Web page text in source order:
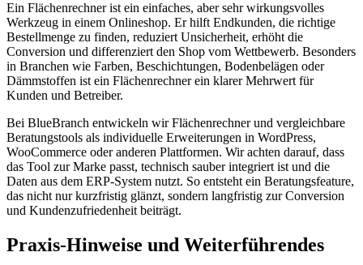
Ein Flächenrechner ist ein einfaches, aber sehr wirkungsvolles
Werkzeug in einem Onlineshop. Er hilft Endkunden, die richtige
Bestellmenge zu finden, reduziert Unsicherheit, erhöht die
Conversion und differenziert den Shop vom Wettbewerb. Besonders
in Branchen wie Farben, Beschichtungen, Bodenbelägen oder
Dämmstoffen ist ein Flächenrechner ein klarer Mehrwert für
Kunden und Betreiber.
Bei BlueBranch entwickeln wir Flächenrechner und vergleichbare
Beratungstools als individuelle Erweiterungen in WordPress,
WooCommerce oder anderen Plattformen. Wir achten darauf, dass
das Tool zur Marke passt, technisch sauber integriert ist und die
Daten aus dem ERP-System nutzt. So entsteht ein Beratungsfeature,
das nicht nur kurzfristig glänzt, sondern langfristig zur Conversion
und Kundenzufriedenheit beiträgt.
Praxis-Hinweise und Weiterführendes